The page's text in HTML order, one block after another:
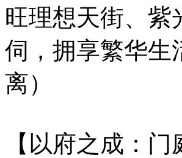
旺理想天街、紫
伺，拥享繁华生
离）
【以府之成：